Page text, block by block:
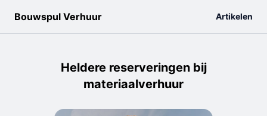
Bouwspul Verhuur Artikelen
Heldere reserveringen bij
materiaalverhuur